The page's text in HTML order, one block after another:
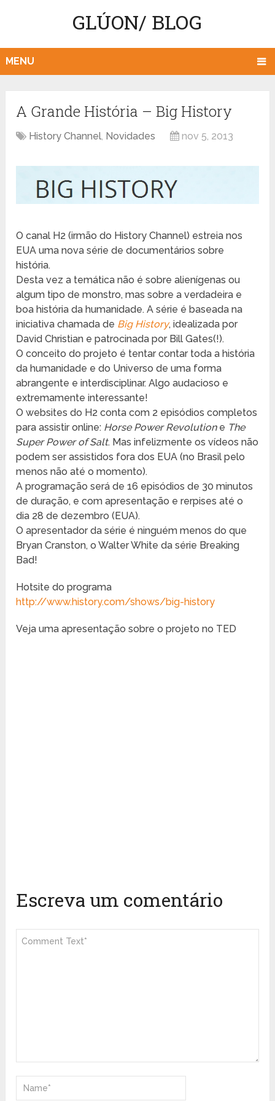
GLÚON/ BLOG
MENU
A Grande História – Big History
History Channel, Novidades nov 5, 2013
O canal H2 (irmão do History Channel) estreia nos
EUA uma nova série de documentários sobre
história.
Desta vez a temática não é sobre alienígenas ou
algum tipo de monstro, mas sobre a verdadeira e
boa história da humanidade. A série é baseada na
iniciativa chamada de Big History, idealizada por
David Christian e patrocinada por Bill Gates(!).
O conceito do projeto é tentar contar toda a história
da humanidade e do Universo de uma forma
abrangente e interdisciplinar. Algo audacioso e
extremamente interessante!
O websites do H2 conta com 2 episódios completos
para assistir online: Horse Power Revolutione The
Super Power of Salt. Mas infelizmente os vídeos não
podem ser assistidos fora dos EUA (no Brasil pelo
menos não até o momento).
A programação será de 16 episódios de 30 minutos
de duração, e com apresentação e rerpises até o
dia 28 de dezembro (EUA).
O apresentador da série é ninguém menos do que
Bryan Cranston, o Walter White da série Breaking
Bad!
Hotsite do programa
http://www.history.com/shows/big-history
Veja uma apresentação sobre o projeto no TED
Escreva um comentário